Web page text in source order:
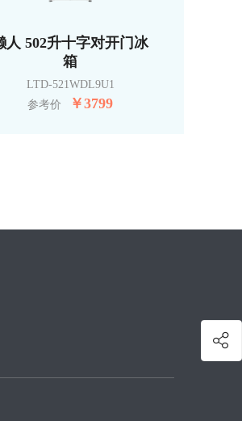
人 502升十字对开门冰
箱
LTD-521WDL9U1
参考价
￥3799